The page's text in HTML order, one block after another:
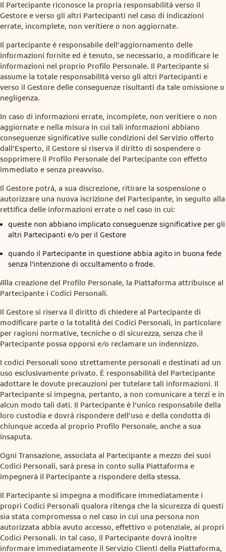
Il Partecipante riconosce la propria responsabilità verso il
Gestore e verso gli altri Partecipanti nel caso di indicazioni
errate, incomplete, non veritiere o non aggiornate.
Il partecipante è responsabile dell’aggiornamento delle
informazioni fornite ed è tenuto, se necessario, a modificare le
informazioni nel proprio Profilo Personale. Il Partecipante si
assume la totale responsabilità verso gli altri Partecipanti e
verso il Gestore delle conseguenze risultanti da tale omissione o
negligenza.
In caso di informazioni errate, incomplete, non veritiere o non
aggiornate e nella misura in cui tali informazioni abbiano
conseguenze significative sulle condizioni del Servizio offerto
dall’Esperto, il Gestore si riserva il diritto di sospendere o
sopprimere il Profilo Personale del Partecipante con effetto
immediato e senza preavviso.
Il Gestore potrà, a sua discrezione, ritirare la sospensione o
autorizzare una nuova iscrizione del Partecipante, in seguito alla
rettifica delle informazioni errate o nel caso in cui:
queste non abbiano implicato conseguenze significative per gli
altri Partecipanti e/o per il Gestore
quando il Partecipante in questione abbia agito in buona fede
senza l’intenzione di occultamento o frode.
Alla creazione del Profilo Personale, la Piattaforma attribuisce al
Partecipante i Codici Personali.
Il Gestore si riserva il diritto di chiedere al Partecipante di
modificare parte o la totalità dei Codici Personali, in particolare
per ragioni normative, tecniche o di sicurezza, senza che il
Partecipante possa opporsi e/o reclamare un indennizzo.
I codici Personali sono strettamente personali e destinati ad un
uso esclusivamente privato. È responsabilità del Partecipante
adottare le dovute precauzioni per tutelare tali informazioni. Il
Partecipante si impegna, pertanto, a non comunicare a terzi e in
alcun modo tali dati. Il Partecipante è l’unico responsabile della
loro custodia e dovrà rispondere dell’uso e della condotta di
chiunque acceda al proprio Profilo Personale, anche a sua
insaputa.
Ogni Transazione, associata al Partecipante a mezzo dei suoi
Codici Personali, sarà presa in conto sulla Piattaforma e
impegnerà il Partecipante a rispondere della stessa.
Il Partecipante si impegna a modificare immediatamente i
propri Codici Personali qualora ritenga che la sicurezza di questi
sia stata compromessa o nel caso in cui una persona non
autorizzata abbia avuto accesso, effettivo o potenziale, ai propri
Codici Personali. In tal caso, il Partecipante dovrà inoltre
informare immediatamente il Servizio Clienti della Piattaforma,